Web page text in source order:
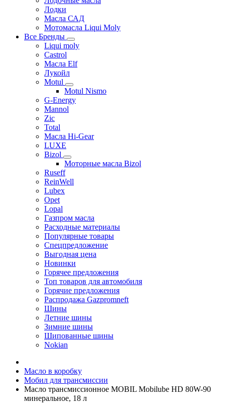
Лодки
Масла САД
Мотомасла Liqui Moly
Все Бренды
Liqui moly
Castrol
Масла Elf
Лукойл
Motul
Motul Nismo
G-Energy
Mannol
Zic
Total
Масла Hi-Gear
LUXE
Bizol
Моторные масла Bizol
Ruseff
ReinWell
Lubex
Opet
Lopal
Газпром масла
Расходные материалы
Популярные товары
Спецпредложение
Выгодная цена
Новинки
Горячее предложения
Топ товаров для автомобиля
Горячие предложения
Распродажа Gazpromneft
Шины
Летние шины
Зимние шины
Шипованные шины
Nokian
Масло в коробку
Мобил для трансмиссии
Масло трансмиссионное MOBIL Mobilube HD 80W-90
минеральное, 18 л